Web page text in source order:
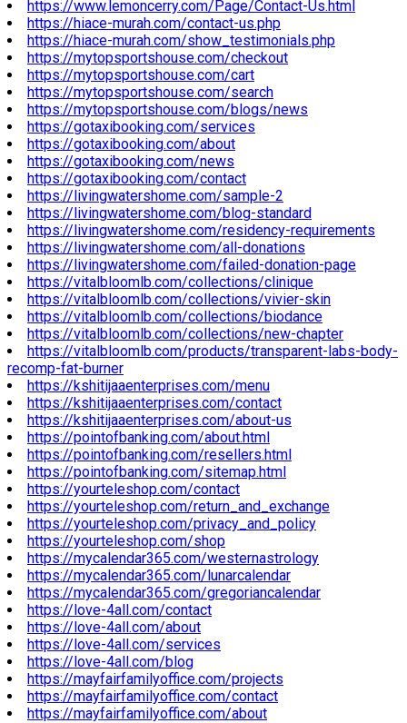
https://www.lemoncerry.com/Page/Contact-Us.html
https://hiace-murah.com/contact-us.php
https://hiace-murah.com/show_testimonials.php
https://mytopsportshouse.com/checkout
https://mytopsportshouse.com/cart
https://mytopsportshouse.com/search
https://mytopsportshouse.com/blogs/news
https://gotaxibooking.com/services
https://gotaxibooking.com/about
https://gotaxibooking.com/news
https://gotaxibooking.com/contact
https://livingwatershome.com/sample-2
https://livingwatershome.com/blog-standard
https://livingwatershome.com/residency-requirements
https://livingwatershome.com/all-donations
https://livingwatershome.com/failed-donation-page
https://vitalbloomlb.com/collections/clinique
https://vitalbloomlb.com/collections/vivier-skin
https://vitalbloomlb.com/collections/biodance
https://vitalbloomlb.com/collections/new-chapter
https://vitalbloomlb.com/products/transparent-labs-body-
recomp-fat-burner
https://kshitijaaenterprises.com/menu
https://kshitijaaenterprises.com/contact
https://kshitijaaenterprises.com/about-us
https://pointofbanking.com/about.html
https://pointofbanking.com/resellers.html
https://pointofbanking.com/sitemap.html
https://yourteleshop.com/contact
https://yourteleshop.com/return_and_exchange
https://yourteleshop.com/privacy_and_policy
https://yourteleshop.com/shop
https://mycalendar365.com/westernastrology
https://mycalendar365.com/lunarcalendar
https://mycalendar365.com/gregoriancalendar
https://love-4all.com/contact
https://love-4all.com/about
https://love-4all.com/services
https://love-4all.com/blog
https://mayfairfamilyoffice.com/projects
https://mayfairfamilyoffice.com/contact
https://mayfairfamilyoffice.com/about